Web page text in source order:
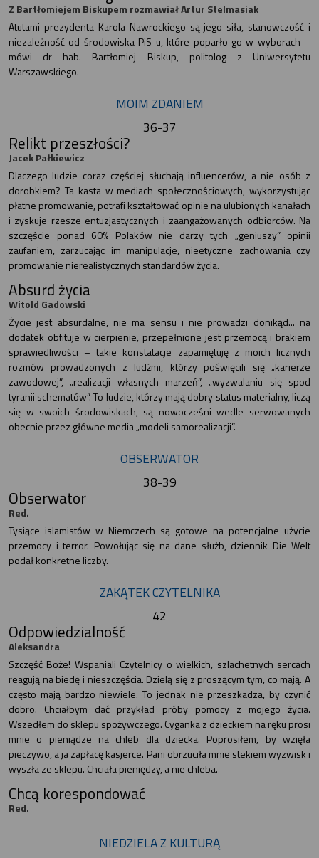
Z Bartłomiejem Biskupem rozmawiał Artur Stelmasiak
Atutami prezydenta Karola Nawrockiego są jego siła, stanowczość i
niezależność od środowiska PiS-u, które poparło go w wyborach –
mówi dr hab. Bartłomiej Biskup, politolog z Uniwersytetu
Warszawskiego.
MOIM ZDANIEM
36-37
Relikt przeszłości?
Jacek Pałkiewicz
Dlaczego ludzie coraz częściej słuchają influencerów, a nie osób z
dorobkiem? Ta kasta w mediach społecznościowych, wykorzystując
płatne promowanie, potrafi kształtować opinie na ulubionych kanałach
i zyskuje rzesze entuzjastycznych i zaangażowanych odbiorców. Na
szczęście ponad 60% Polaków nie darzy tych „geniuszy” opinii
zaufaniem, zarzucając im manipulacje, nieetyczne zachowania czy
promowanie nierealistycznych standardów życia.
Absurd życia
Witold Gadowski
Życie jest absurdalne, nie ma sensu i nie prowadzi donikąd... na
dodatek obfituje w cierpienie, przepełnione jest przemocą i brakiem
sprawiedliwości – takie konstatacje zapamiętuję z moich licznych
rozmów prowadzonych z ludźmi, którzy poświęcili się „karierze
zawodowej”, „realizacji własnych marzeń”, „wyzwalaniu się spod
tyranii schematów”. To ludzie, którzy mają dobry status materialny, liczą
się w swoich środowiskach, są nowocześni wedle serwowanych
obecnie przez główne media „modeli samorealizacji”.
OBSERWATOR
38-39
Obserwator
Red.
Tysiące islamistów w Niemczech są gotowe na potencjalne użycie
przemocy i terror. Powołując się na dane służb, dziennik Die Welt
podał konkretne liczby.
ZAKĄTEK CZYTELNIKA
42
Odpowiedzialność
Aleksandra
Szczęść Boże! Wspaniali Czytelnicy o wielkich, szlachetnych sercach
reagują na biedę i nieszczęścia. Dzielą się z proszącym tym, co mają. A
często mają bardzo niewiele. To jednak nie przeszkadza, by czynić
dobro. Chciałbym dać przykład próby pomocy z mojego życia.
Wszedłem do sklepu spożywczego. Cyganka z dzieckiem na ręku prosi
mnie o pieniądze na chleb dla dziecka. Poprosiłem, by wzięła
pieczywo, a ja zapłacę kasjerce. Pani obrzuciła mnie stekiem wyzwisk i
wyszła ze sklepu. Chciała pieniędzy, a nie chleba.
Chcą korespondować
Red.
NIEDZIELA Z KULTURĄ